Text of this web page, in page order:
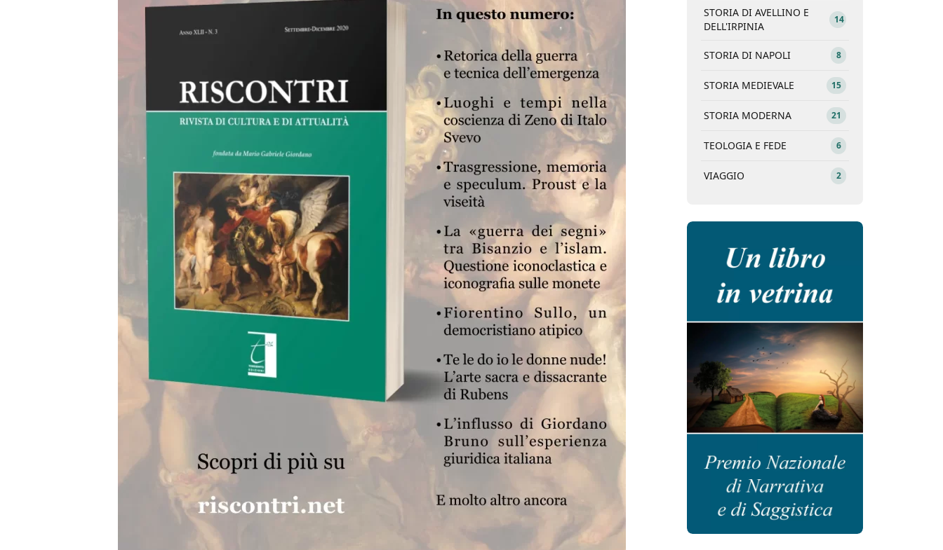
STORIA DI AVELLINO E
DELL'IRPINIA
14
STORIA DI NAPOLI 8
STORIA MEDIEVALE 15
STORIA MODERNA 21
TEOLOGIA E FEDE 6
VIAGGIO 2